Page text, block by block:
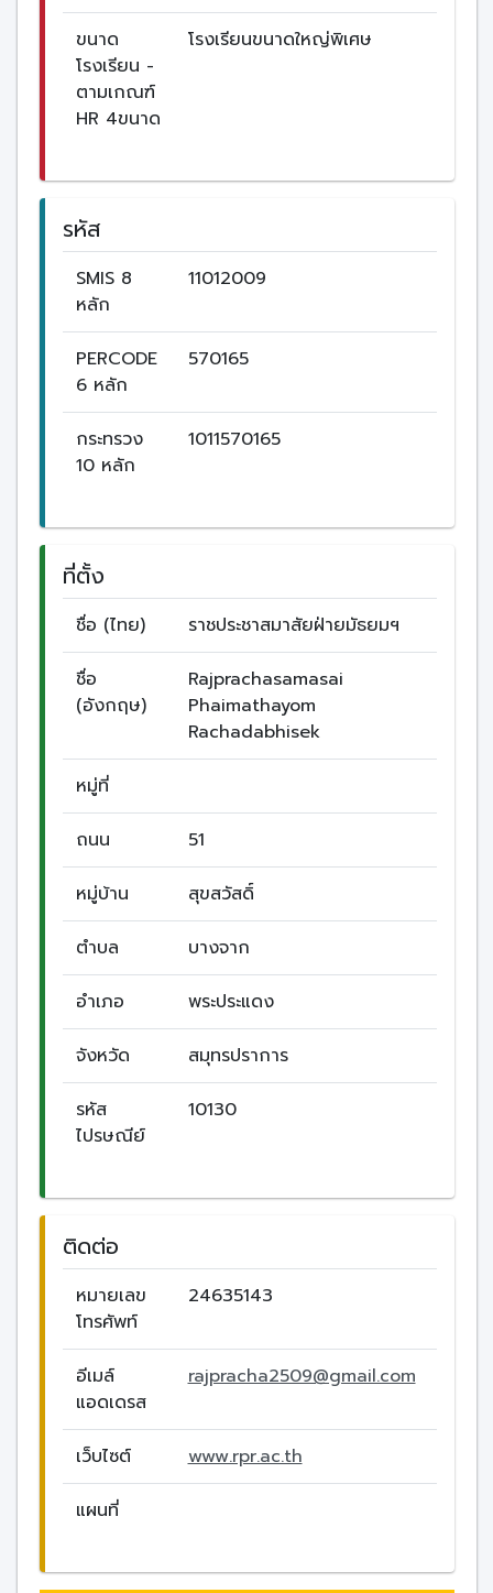
ขนาด
โรงเรียน -
ตามเกณฑ์
HR 4ขนาด
โรงเรียนขนาดใหญ่พิเศษ
รหัส
SMIS 8
หลัก
11012009
PERCODE
6 หลัก
570165
กระทรวง
10 หลัก
1011570165
ที่ตั้ง
ชื่อ (ไทย) ราชประชาสมาสัยฝ่ายมัธยมฯ
ชื่อ
(อังกฤษ)
Rajprachasamasai
Phaimathayom
Rachadabhisek
หมู่ที่
ถนน 51
หมู่บ้าน สุขสวัสดิ์
ตำบล บางจาก
อำเภอ พระประแดง
จังหวัด สมุทรปราการ
รหัส
ไปรษณีย์
10130
ติดต่อ
หมายเลข
โทรศัพท์
24635143
อีเมล์
แอดเดรส
rajpracha2509@gmail.com
เว็บไซต์ www.rpr.ac.th
แผนที่